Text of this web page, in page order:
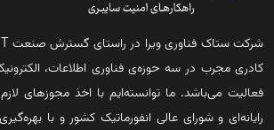
کادری مجرب در سه حوزه‌ی فناوری اطلاعات،
فعالیت می‌باشد. ما توانسته‌ایم با اخذ مجوزهای
رایانه‌ای و شورای عالی انفورماتیک کشور و با